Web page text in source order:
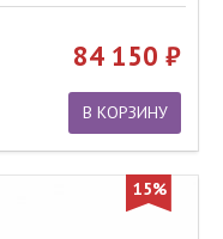
84 150
В КОРЗИНУ
15%